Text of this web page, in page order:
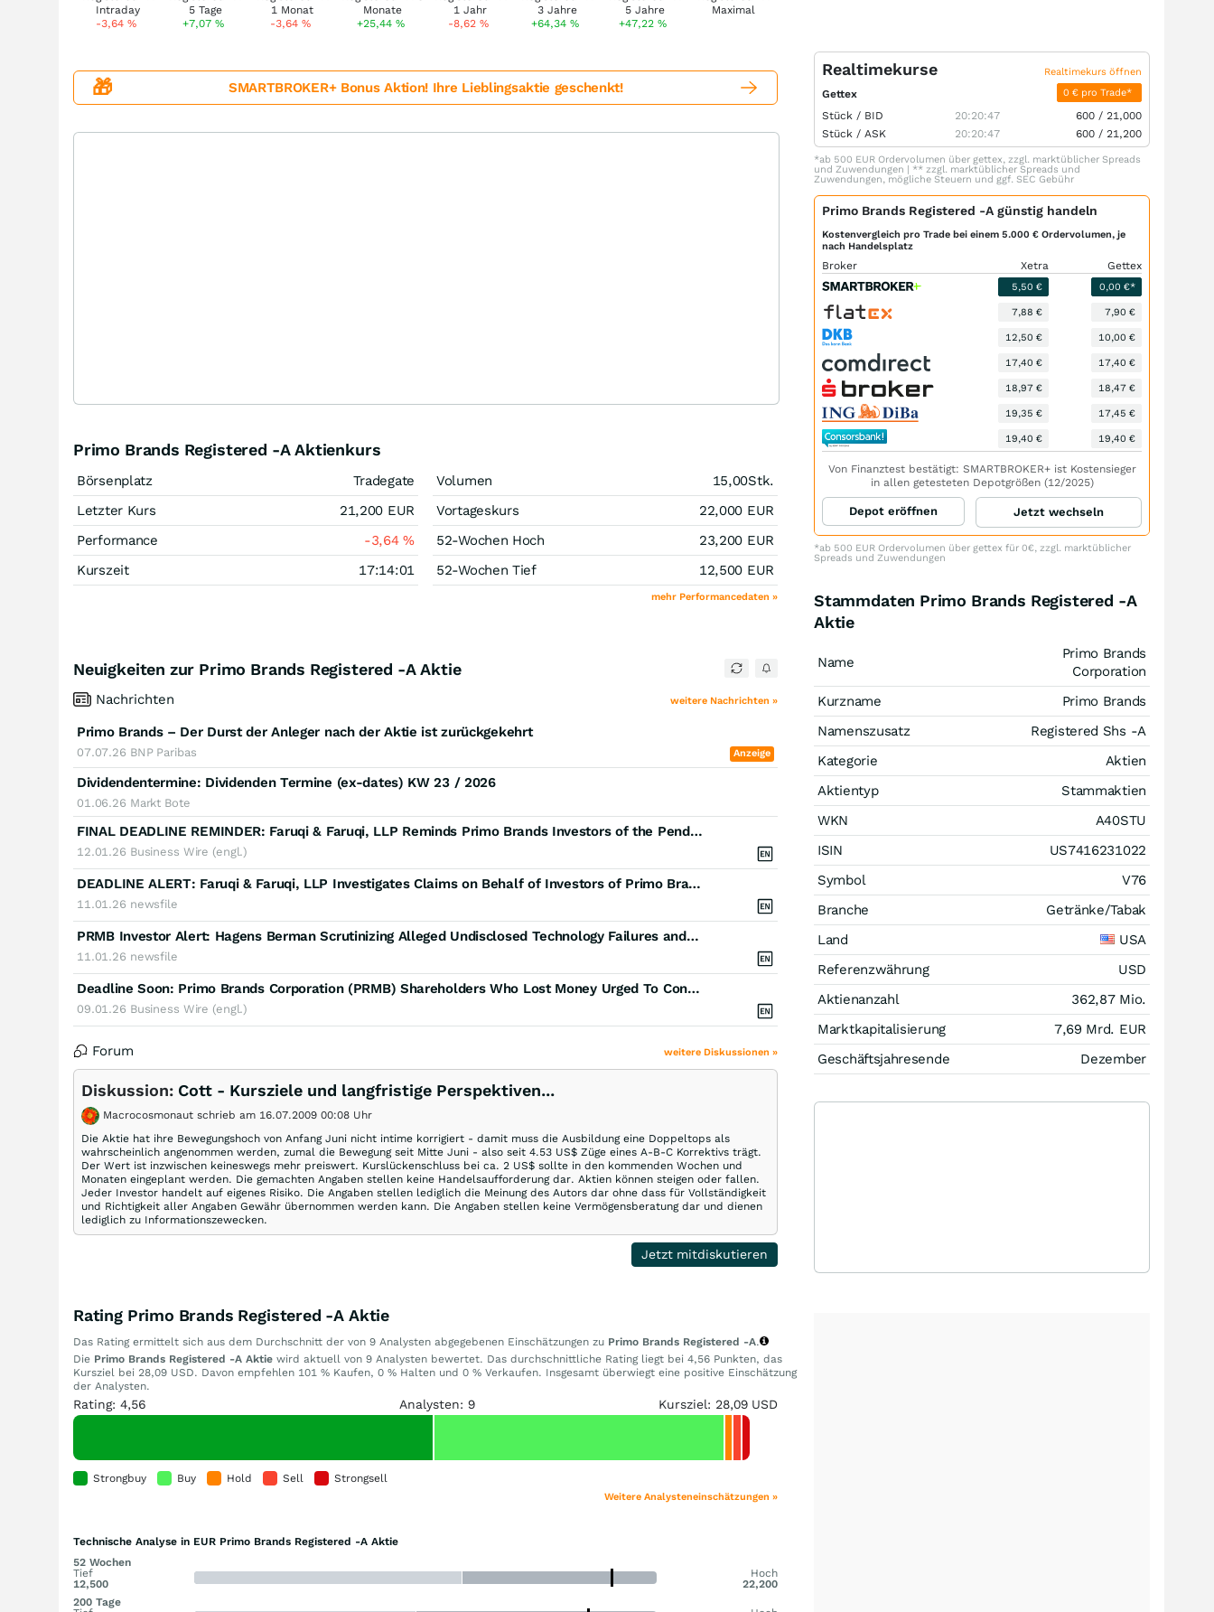
-3,64% +7,07% -3,64% +25,44 % -8,62% +64,34% +47,22%
🎁 SMARTBROKER+ Bonus Aktion! Ihre Lieblingsaktie geschenkt!
Primo Brands Registered -A Aktienkurs
Börsenplatz
Tradegate
Letzter Kurs
21,200 EUR
Performance
-3,64%
Kurszeit
17:14:01
Volumen 15,00Stk.
Vortageskurs
22,000 EUR
52-Wochen Hoch
23,200 EUR
52-Wochen Tief
12,500 EUR
mehr Performancedaten »
Neuigkeiten zur Primo Brands Registered -A Aktie
Nachrichten weitere Nachrichten »
Primo Brands – Der Durst der Anleger nach der Aktie ist zurückgekehrt
07.07.26 BNP Paribas Anzeige
Dividendentermine: Dividenden Termine (ex-dates) KW 23 / 2026
01.06.26 Markt Bote
FINAL DEADLINE REMINDER: Faruqi & Faruqi, LLP Reminds Primo Brands Investors of the Pending Class Action Lawsuit with a Lead Plaintiff Deadline of January 12, 2026
12.01.26 Business Wire (engl.)
DEADLINE ALERT: Faruqi & Faruqi, LLP Investigates Claims on Behalf of Investors of Primo Brands
11.01.26 newsfile
PRMB Investor Alert: Hagens Berman Scrutinizing Alleged Undisclosed Technology Failures and Supply Chain Risks in Pending Primo Brands (PRMB) Lawsuit
11.01.26 newsfile
Deadline Soon: Primo Brands Corporation (PRMB) Shareholders Who Lost Money Urged To Contact The Law Offices of Frank R. Cruz About Securities Fraud Lawsuit
09.01.26 Business Wire (engl.)
Forum weitere Diskussionen »
Diskussion: Cott - Kursziele und langfristige Perspektiven...
Macrocosmonaut schrieb am 16.07.2009 00:08 Uhr
Die Aktie hat ihre Bewegungshoch von Anfang Juni nicht intime korrigiert - damit muss die Ausbildung eine Doppeltops als
wahrscheinlich angenommen werden, zumal die Bewegung seit Mitte Juni - also seit 4.53 US$ Züge eines A-B-C Korrektivs trägt.
Der Wert ist inzwischen keineswegs mehr preiswert. Kurslückenschluss bei ca. 2 US$ sollte in den kommenden Wochen und
Monaten eingeplant werden. Die gemachten Angaben stellen keine Handelsaufforderung dar. Aktien können steigen oder fallen.
Jeder Investor handelt auf eigenes Risiko. Die Angaben stellen lediglich die Meinung des Autors dar ohne dass für Vollständigkeit
und Richtigkeit aller Angaben Gewähr übernommen werden kann. Die Angaben stellen keine Vermögensberatung dar und dienen
lediglich zu Informationszewecken.
Jetzt mitdiskutieren
Rating Primo Brands Registered -A Aktie
Das Rating ermittelt sich aus dem Durchschnitt der von 9 Analysten abgegebenen Einschätzungen zu Primo Brands Registered -A.
Die Primo Brands Registered -A Aktie wird aktuell von 9 Analysten bewertet. Das durchschnittliche Rating liegt bei 4,56 Punkten, das
Kursziel bei 28,09 USD. Davon empfehlen 101 % Kaufen, 0 % Halten und 0 % Verkaufen. Insgesamt überwiegt eine positive Einschätzung
der Analysten.
Rating: 4,56 Analysten: 9 Kursziel: 28,09 USD
Strongbuy Buy Hold Sell Strongsell
Weitere Analysteneinschätzungen »
Technische Analyse in EUR Primo Brands Registered -A Aktie
52 Wochen
Tief
12,500
Hoch
22,200
200 Tage
Realtimekurse Realtimekurs öffnen
Gettex 0 € pro Trade*
Stück / BID 20:20:47 600 / 21,000
Stück / ASK 20:20:47 600 / 21,200
*ab 500 EUR Ordervolumen über gettex, zzgl. marktüblicher Spreads
und Zuwendungen | ** zzgl. marktüblicher Spreads und
Zuwendungen, mögliche Steuern und ggf. SEC Gebühr
Primo Brands Registered -A günstig handeln
Kostenvergleich pro Trade bei einem 5.000 € Ordervolumen, je
nach Handelsplatz
Broker Xetra Gettex
5,50 € 0,00 €*
7,88 € 7,90 €
12,50 € 10,00 €
17,40 € 17,40 €
18,97 € 18,47 €
19,35 € 17,45 €
19,40 € 19,40 €
Von Finanztest bestätigt: SMARTBROKER+ ist Kostensieger
in allen getesteten Depotgrößen (12/2025)
Depot eröffnen Jetzt wechseln
*ab 500 EUR Ordervolumen über gettex für 0€, zzgl. marktüblicher
Spreads und Zuwendungen
Stammdaten Primo Brands Registered -A
Aktie
Name
Primo Brands
Corporation
Kurzname
Primo Brands
Namenszusatz
Registered Shs -A
Kategorie
Aktien
Aktientyp
Stammaktien
WKN
A40STU
ISIN
US7416231022
Symbol
V76
Branche
Getränke/Tabak
Land
USA
Referenzwährung
USD
Aktienanzahl
362,87 Mio.
Marktkapitalisierung
7,69 Mrd. EUR
Geschäftsjahresende
Dezember